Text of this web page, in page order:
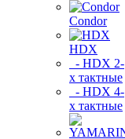
Condor
HDX
- HDX 2-
х тактные
- HDX 4-
х тактные